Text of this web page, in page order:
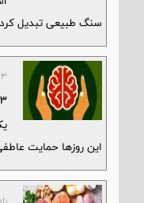
سنگ طبیعی تبدیل
۳ باور نادرست درباره دوران قاعدگی
۳ باور نادرست درباره دوران قاعدگی
این روزها حمایت